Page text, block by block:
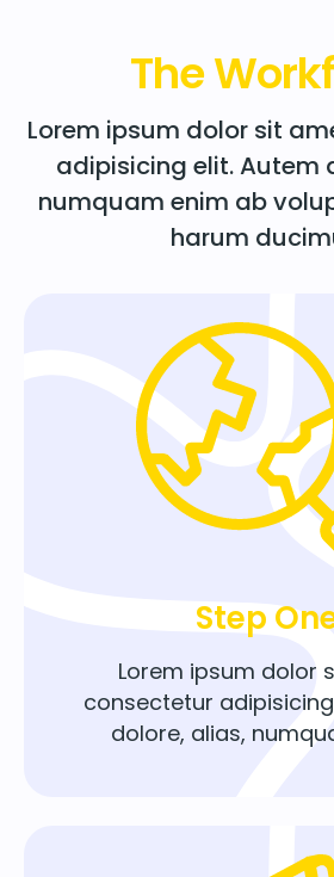
The
Lorem ipsum dolor sit
adipisicing elit. Autem
numquam enim ab
harum
Step
Lorem ipsum dolor
consectetur
dolore, alias,